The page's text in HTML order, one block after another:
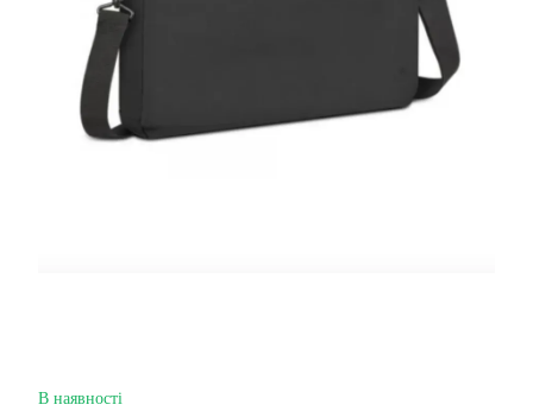
В наявності